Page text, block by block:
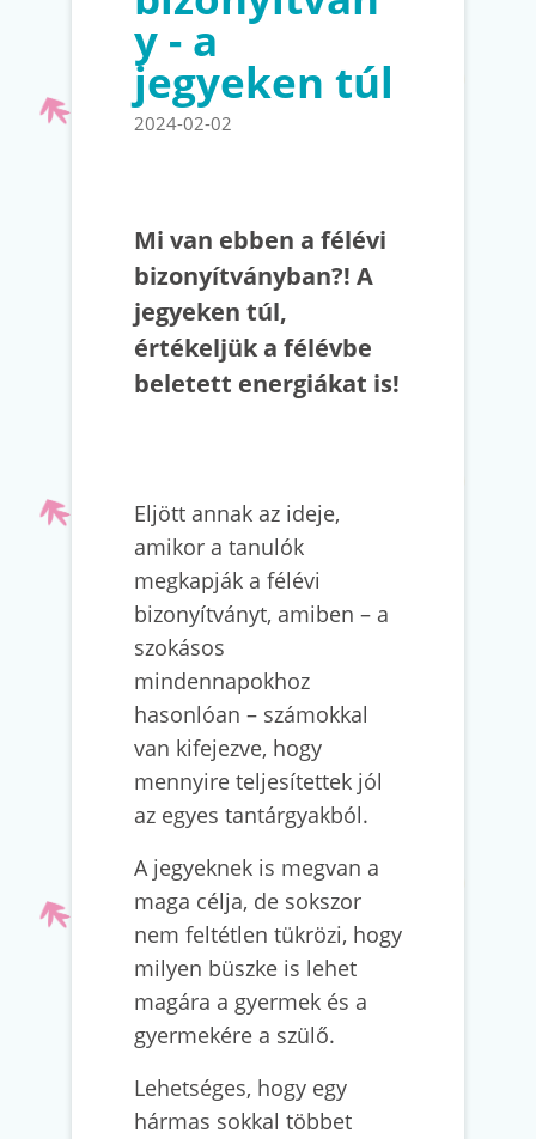
y - a
jegyeken túl
2024-02-02
Mi van ebben a félévi
bizonyítványban?! A
jegyeken túl,
értékeljük a félévbe
beletett energiákat is!
Eljött annak az ideje,
amikor a tanulók
megkapják a félévi
bizonyítványt, amiben – a
szokásos
mindennapokhoz
hasonlóan – számokkal
van kifejezve, hogy
mennyire teljesítettek jól
az egyes tantárgyakból.
A jegyeknek is megvan a
maga célja, de sokszor
nem feltétlen tükrözi, hogy
milyen büszke is lehet
magára a gyermek és a
gyermekére a szülő.
Lehetséges, hogy egy
hármas sokkal többet